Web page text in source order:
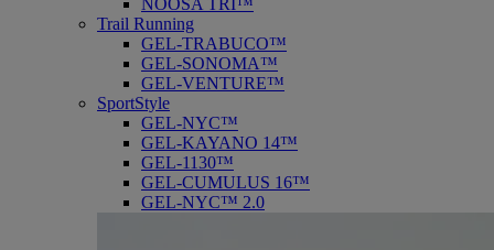
NOOSA TRI™
Trail Running
GEL-TRABUCO™
GEL-SONOMA™
GEL-VENTURE™
SportStyle
GEL-NYC™
GEL-KAYANO 14™
GEL-1130™
GEL-CUMULUS 16™
GEL-NYC™ 2.0